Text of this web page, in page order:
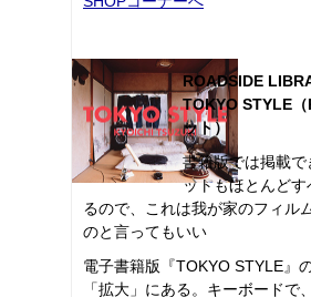
ROADSIDE
TOKYO STYLE
ット）
書籍版では掲載で
ットもほとんど
るので、これは我が家のフィル
のと言ってもいい
電子書籍版『TOKYO STYLE』
「拡大」にある。キーボードで